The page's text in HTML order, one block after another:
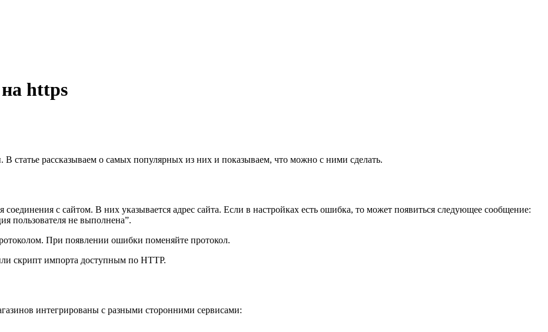
https
В статье рассказываем о самых популярных из них и показываем, что можно с ними сделать.
с сайтом. В них указывается адрес сайта. Если в настройках есть ошибка, то может появиться следующее сообщение:
пользователя не выполнена”.
При появлении ошибки поменяйте протокол.
скрипт импорта доступным по HTTP.
интегрированы с разными сторонними сервисами: